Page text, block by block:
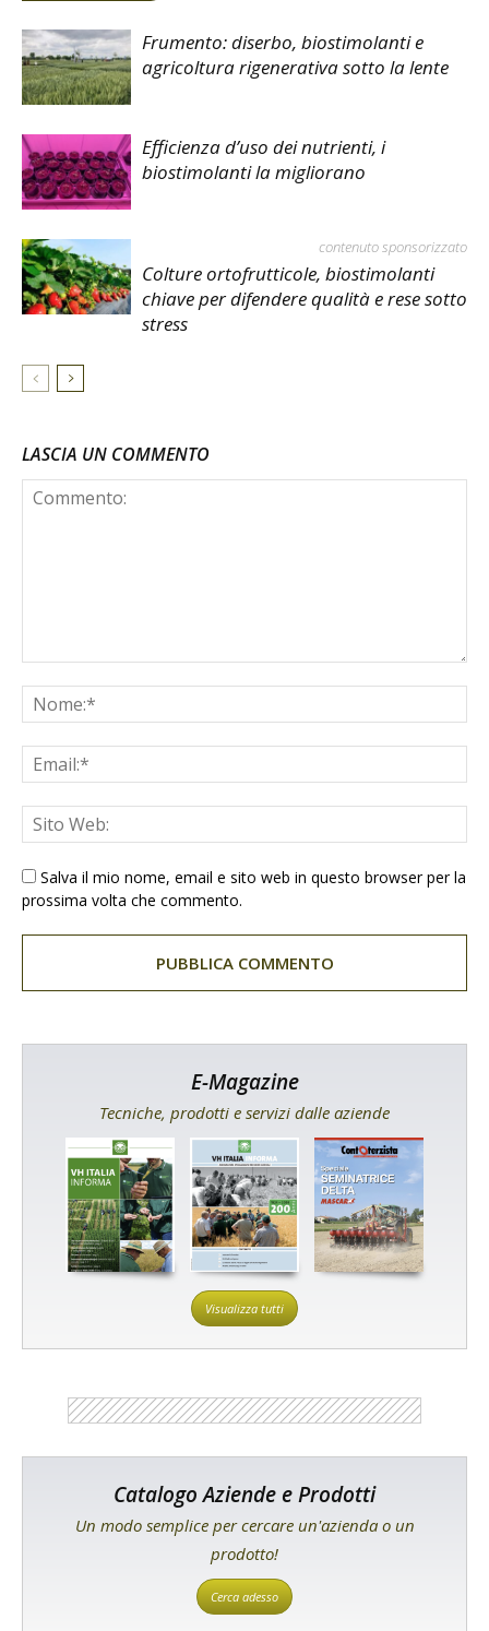
Frumento: diserbo, biostimolanti e
agricoltura rigenerativa sotto la lente
Efficienza d’uso dei nutrienti, i
biostimolanti la migliorano
contenuto sponsorizzato
Colture ortofrutticole, biostimolanti
chiave per difendere qualità e rese sotto
stress
LASCIA UN COMMENTO
Salva il mio nome, email e sito web in questo browser per la
prossima volta che commento.
E-Magazine
Tecniche, prodotti e servizi dalle aziende
Visualizza tutti
Catalogo Aziende e Prodotti
Un modo semplice per cercare un'azienda o un
prodotto!
Cerca adesso